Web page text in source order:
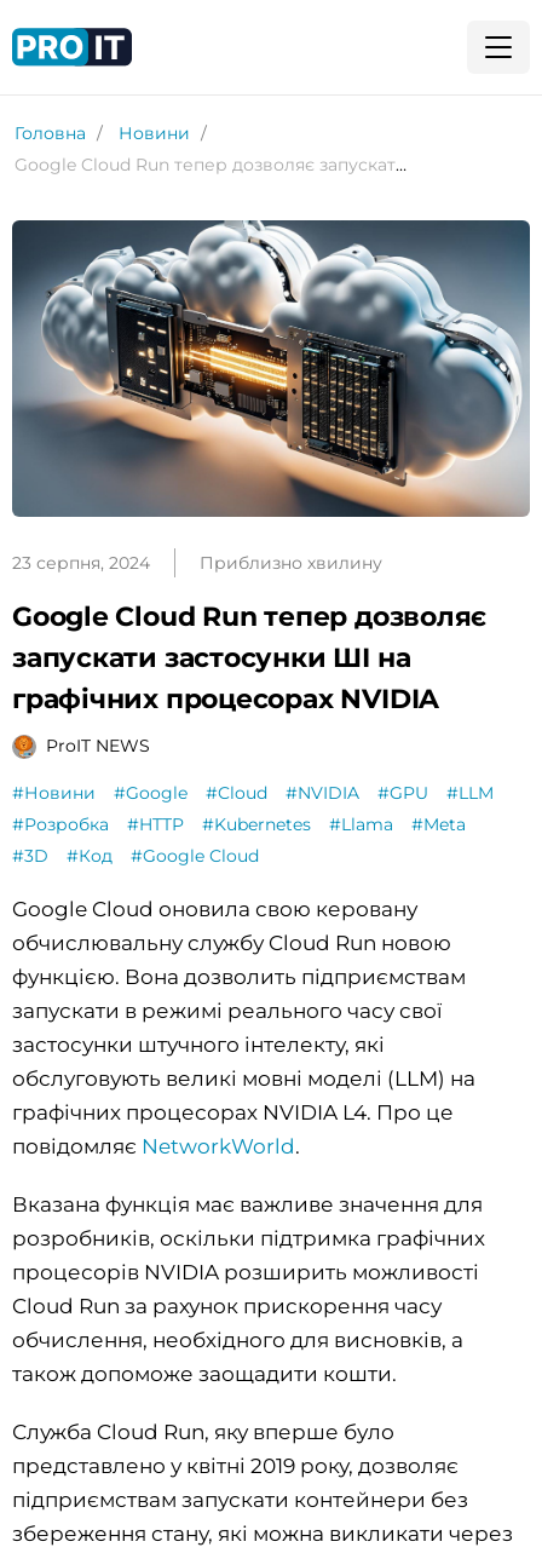
Головна
Новини
Google Cloud Run тепер дозволяє запускати застосунки ШІ на графічних процесорах NVIDIA
23 серпня, 2024 Приблизно хвилину
Google Cloud Run тепер дозволяє
запускати застосунки ШІ на
графічних процесорах NVIDIA
ProIT NEWS
#Новини #Google #Cloud #NVIDIA #GPU
#LLM
#Розробка
#HTTP #Kubernetes #Llama
#Meta
#3D
#Код #Google Cloud
Google Cloud оновила свою керовану
обчислювальну службу Cloud Run новою
функцією. Вона дозволить підприємствам
запускати в режимі реального часу свої
застосунки штучного інтелекту, які
обслуговують великі мовні моделі (LLM) на
графічних процесорах NVIDIA L4. Про це
повідомляє NetworkWorld.
Вказана функція має важливе значення для
розробників, оскільки підтримка графічних
процесорів NVIDIA розширить можливості
Cloud Run за рахунок прискорення часу
обчислення, необхідного для висновків, а
також допоможе заощадити кошти.
Служба Cloud Run, яку вперше було
представлено у квітні 2019 року, дозволяє
підприємствам запускати контейнери без
збереження стану, які можна викликати через